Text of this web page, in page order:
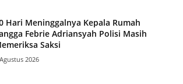
Hari Meninggalnya Kepala Rumah
Febrie Adriansyah Polisi Masih
Saksi
2026